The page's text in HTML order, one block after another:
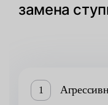
замена
1